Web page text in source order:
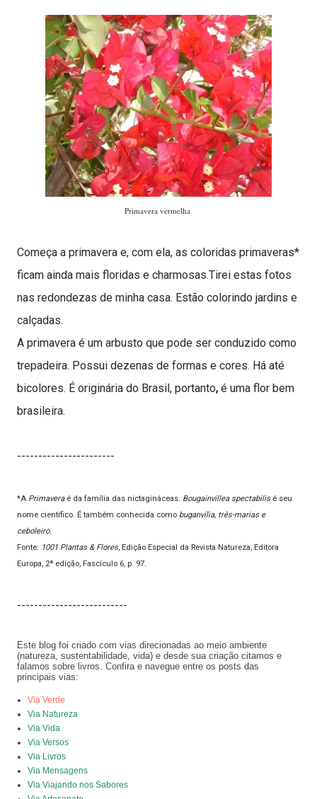
Primavera vermelha
Começa a primavera e, com ela, as coloridas primaveras*
ficam ainda mais floridas e charmosas.Tirei estas fotos
nas redondezas de minha casa. Estão colorindo jardins e
calçadas.
A primavera é um arbusto que pode ser conduzido como
trepadeira. Possui dezenas de formas e cores. Há até
bicolores. É originária do Brasil, portanto, é uma flor bem
brasileira.
-----------------------
*A Primavera é da família das nictagináceas. Bougainvillea spectabilisé seu
nome científico. É também conhecida como buganvília, três-marias e
ceboleiro.
Fonte: 1001 Plantas & Flores, Edição Especial da Revista Natureza, Editora
Europa, 2ª edição, Fascículo 6, p. 97.
--------------------------
Este blog foi criado com vias direcionadas ao meio ambiente
(natureza, sustentabilidade, vida) e desde sua criação citamos e
falamos sobre livros. Confira e navegue entre os posts das
principais vias:
Via Verde
Via Natureza
Via Vida
Via Versos
Via Livros
Via Mensagens
Via Viajando nos Sabores